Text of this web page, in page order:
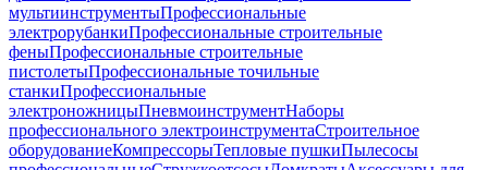
мультиинструментыПрофессиональные
электрорубанкиПрофессиональные строительные
феныПрофессиональные строительные
пистолетыПрофессиональные точильные
станкиПрофессиональные
электроножницыПневмоинструментНаборы
профессионального электроинструментаСтроительное
оборудованиеКомпрессорыТепловые пушкиПылесосы